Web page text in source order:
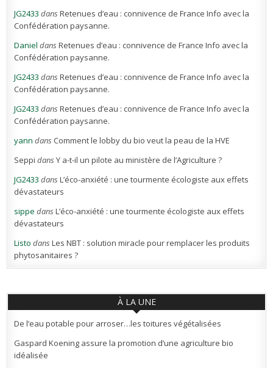
JG2433 dansRetenues d’eau : connivence de France Info avec la
Confédération paysanne.
Daniel dansRetenues d’eau : connivence de France Info avec la
Confédération paysanne.
JG2433 dansRetenues d’eau : connivence de France Info avec la
Confédération paysanne.
JG2433 dansRetenues d’eau : connivence de France Info avec la
Confédération paysanne.
yann dans Comment le lobby du bio veut la peau de la HVE
Seppi dansY a-t-il un pilote au ministère de l’Agriculture ?
JG2433 dansL’éco-anxiété : une tourmente écologiste aux effets
dévastateurs
sippe dansL’éco-anxiété : une tourmente écologiste aux effets
dévastateurs
Listo dansLes NBT : solution miracle pour remplacer les produits
phytosanitaires ?
À LA UNE
De l’eau potable pour arroser…les toitures végétalisées
Gaspard Koening assure la promotion d’une agriculture bio
idéalisée